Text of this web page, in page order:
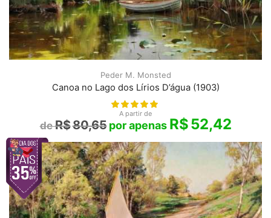
Peder M. Monsted
Canoa no Lago dos Lírios D’água (1903)
A partir de
R$80,65 R$52,42